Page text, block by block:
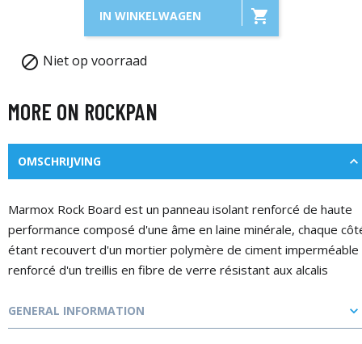
IN WINKELWAGEN 
 Niet op voorraad
MORE ON ROCKPAN
OMSCHRIJVING
Marmox Rock Board est un panneau isolant renforcé de haute
performance composé d'une âme en laine minérale, chaque
étant recouvert d'un mortier polymère de ciment imperméable
renforcé d'un treillis en fibre de verre résistant aux alcalis
GENERAL INFORMATION